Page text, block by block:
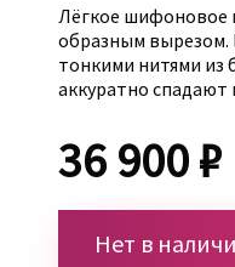
Лёгкое шифоновое
образным вырезом.
тонкими нитями из
аккуратно спадают
36 900 ₽
Нет в